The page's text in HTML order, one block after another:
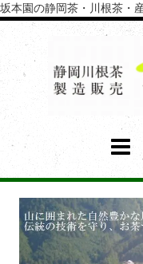
坂本園の静岡茶・川根茶・